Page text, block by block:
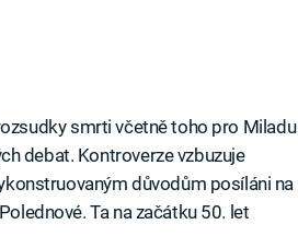
smrti včetně toho pro Miladu
debat. Kontroverze vzbuzuje
důvodům posíláni na
Ta na začátku 50. let